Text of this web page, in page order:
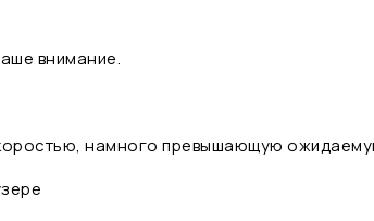
внимание.
намного превышающую